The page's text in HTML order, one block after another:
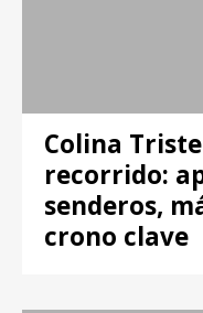
Colina
recorrido:
senderos,
crono clave